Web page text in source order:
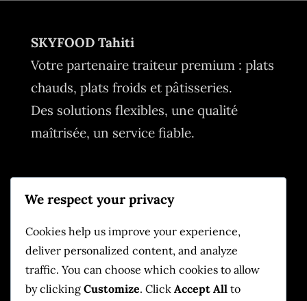
SKYFOOD Tahiti
Votre partenaire traiteur premium : plats
chauds, plats froids et pâtisseries.
Des solutions flexibles, une qualité
maîtrisée, un service fiable.
📧info@skyfoodtahiti.com
📞+689 87 779 097
📍Tahiti, Polynésie française
We respect your privacy
Cookies help us improve your experience,
deliver personalized content, and analyze
traffic. You can choose which cookies to allow
by clicking Customize. Click Accept All to